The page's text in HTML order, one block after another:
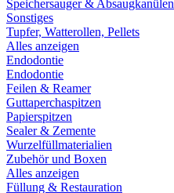
Speichersauger & Absaugkanülen
Sonstiges
Tupfer, Watterollen, Pellets
Alles anzeigen
Endodontie
Endodontie
Feilen & Reamer
Guttaperchaspitzen
Papierspitzen
Sealer & Zemente
Wurzelfüllmaterialien
Zubehör und Boxen
Alles anzeigen
Füllung & Restauration